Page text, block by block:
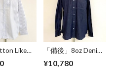
Like
BOX-A
Ivory
「備後」8oz Denim
BD BOX-A Line
Shirts Dark Indigo
¥10,780